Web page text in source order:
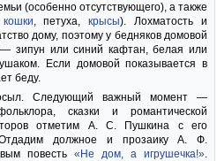
(особенно отсутствующего), а также
кошки, петуха,крысы). Лохматость и
дому, поэтому у бедняков домовой
зипун или синий кафтан, белая или
Если домовой показывается в
беду.
Следующий важный момент —
сказки и романтической
отметим А. С. Пушкина с его
должное и прозаику А. Ф.
повесть «Не дом, а игрушечка!».